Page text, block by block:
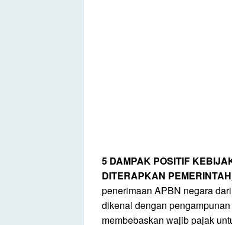
5 DAMPAK POSITIF
DITERAPKAN PEMERINTAH
penerimaan APBN negara
dikenal dengan
membebaskan wajib pajak